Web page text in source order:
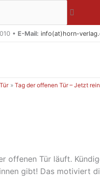
• E-Mail: info(at)horn-
Tag der offenen Tür – Jetzt
offenen Tür läuft.
gibt! Das motiviert